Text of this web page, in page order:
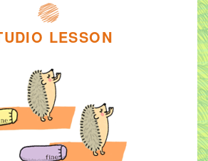
LESSON